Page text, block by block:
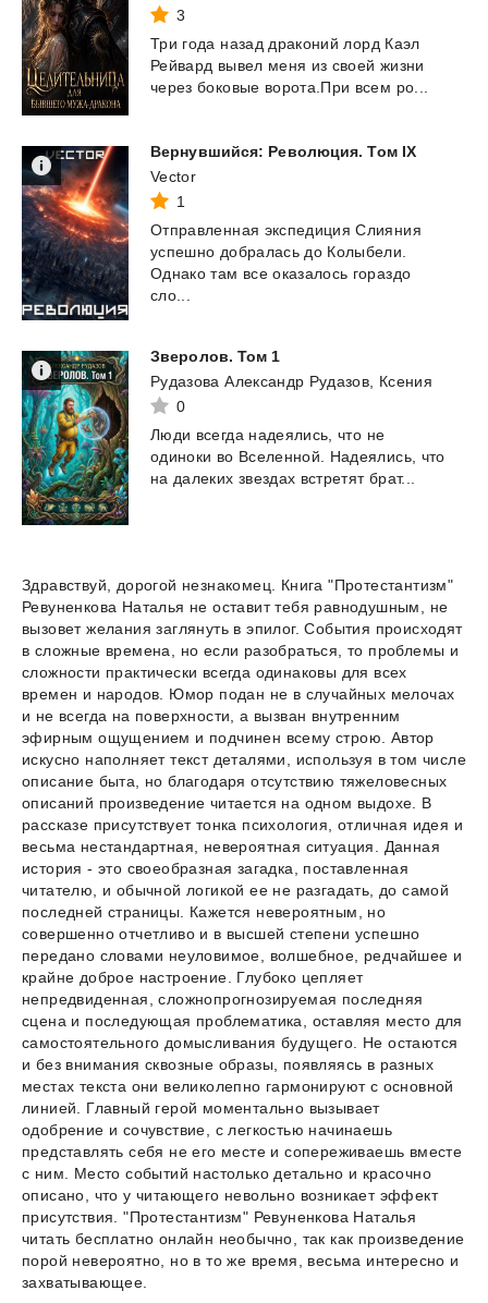
3
Три года назад драконий лорд Каэл
Рейвард вывел меня из своей жизни
через боковые ворота.При всем ро...
Вернувшийся: Революция. Том IX
Vector
1
Отправленная экспедиция Слияния
успешно добралась до Колыбели.
Однако там все оказалось гораздо
сло...
Зверолов. Том 1
Рудазова Александр Рудазов, Ксения
0
Люди всегда надеялись, что не
одиноки во Вселенной. Надеялись, что
на далеких звездах встретят брат...
Здравствуй, дорогой незнакомец. Книга "Протестантизм"
Ревуненкова Наталья не оставит тебя равнодушным, не
вызовет желания заглянуть в эпилог. События происходят
в сложные времена, но если разобраться, то проблемы и
сложности практически всегда одинаковы для всех
времен и народов. Юмор подан не в случайных мелочах
и не всегда на поверхности, а вызван внутренним
эфирным ощущением и подчинен всему строю. Автор
искусно наполняет текст деталями, используя в том числе
описание быта, но благодаря отсутствию тяжеловесных
описаний произведение читается на одном выдохе. В
рассказе присутствует тонка психология, отличная идея и
весьма нестандартная, невероятная ситуация. Данная
история - это своеобразная загадка, поставленная
читателю, и обычной логикой ее не разгадать, до самой
последней страницы. Кажется невероятным, но
совершенно отчетливо и в высшей степени успешно
передано словами неуловимое, волшебное, редчайшее и
крайне доброе настроение. Глубоко цепляет
непредвиденная, сложнопрогнозируемая последняя
сцена и последующая проблематика, оставляя место для
самостоятельного домысливания будущего. Не остаются
и без внимания сквозные образы, появляясь в разных
местах текста они великолепно гармонируют с основной
линией. Главный герой моментально вызывает
одобрение и сочувствие, с легкостью начинаешь
представлять себя не его месте и сопереживаешь вместе
с ним. Место событий настолько детально и красочно
описано, что у читающего невольно возникает эффект
присутствия. "Протестантизм" Ревуненкова Наталья
читать бесплатно онлайн необычно, так как произведение
порой невероятно, но в то же время, весьма интересно и
захватывающее.